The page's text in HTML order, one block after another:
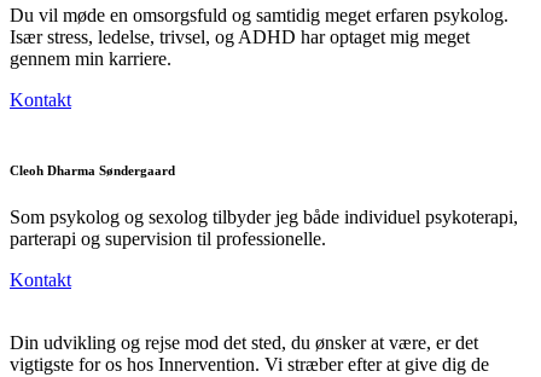
Du vil møde en omsorgsfuld og samtidig meget erfaren psykolog.
Især stress, ledelse, trivsel, og ADHD har optaget mig meget
gennem min karriere.
Kontakt
Cleoh Dharma Søndergaard
Som psykolog og sexolog tilbyder jeg både individuel psykoterapi,
parterapi og supervision til professionelle.
Kontakt
Din udvikling og rejse mod det sted, du ønsker at være, er det
vigtigste for os hos Innervention. Vi stræber efter at give dig de